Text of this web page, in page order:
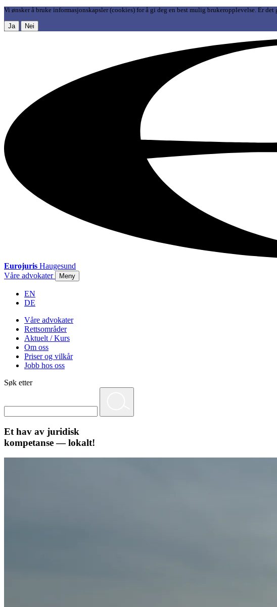
Vi ønsker å bruke informasjonskapsler (cookies) for å gi deg en best mulig brukeropplevelse. Er det
Ja Nei
Eurojuris Haugesund
Våre advokater
Meny
EN
DE
Våre advokater
Rettsområder
Aktuelt / Kurs
Om oss
Priser og vilkår
Jobb hos oss
Søk etter
Et hav av juridisk
kompetanse — lokalt!